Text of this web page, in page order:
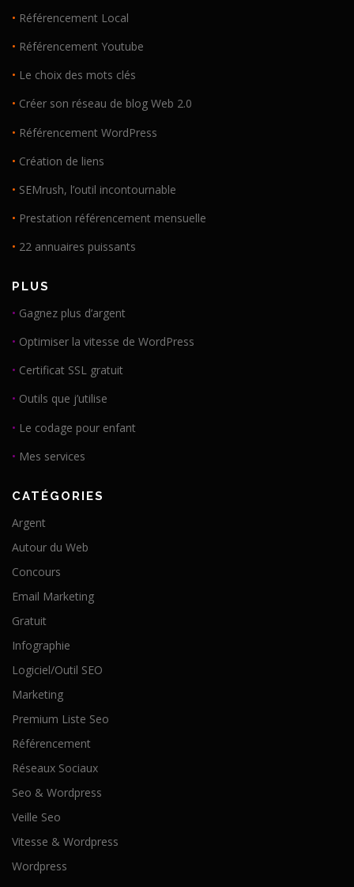
• Référencement Local
• Référencement Youtube
• Le choix des mots clés
• Créer son réseau de blog Web 2.0
• Référencement WordPress
• Création de liens
• SEMrush, l’outil incontournable
• Prestation référencement mensuelle
• 22 annuaires puissants
PLUS
• Gagnez plus d’argent
• Optimiser la vitesse de WordPress
• Certificat SSL gratuit
• Outils que j’utilise
• Le codage pour enfant
• Mes services
CATÉGORIES
Argent
Autour du Web
Concours
Email Marketing
Gratuit
Infographie
Logiciel/Outil SEO
Marketing
Premium Liste Seo
Référencement
Réseaux Sociaux
Seo & Wordpress
Veille Seo
Vitesse & Wordpress
Wordpress